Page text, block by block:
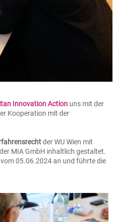
Innovation Action uns mit der
Kooperation mit der
der WU Wien mit
MIA GmbH inhaltlich gestaltet.
05.06.2024 an und führte die